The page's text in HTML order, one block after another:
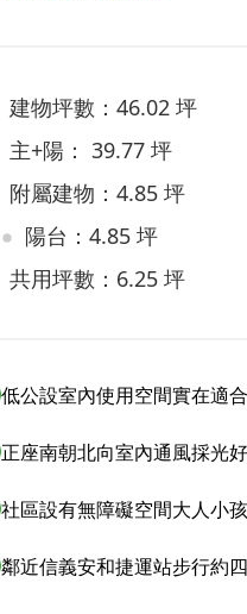
建物坪數：46.02 坪
主+陽： 39.77 坪
附屬建物：4.85 坪
陽台：4.85 坪
共用坪數：6.25 坪
低公設室內使用空間實在適
正座南朝北向室內通風採光
社區設有無障礙空間大人小
鄰近信義安和捷運站步行約